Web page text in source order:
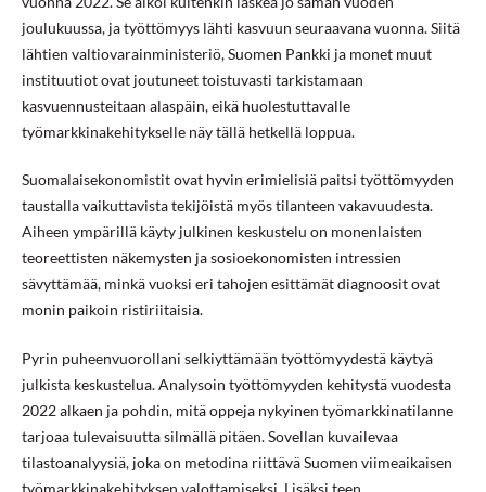
joulukuussa, ja työttömyys lähti kasvuun seuraavana vuonna. Siitä
lähtien valtiovarainministeriö, Suomen Pankki ja monet muut
instituutiot ovat joutuneet toistuvasti tarkistamaan
kasvuennusteitaan alaspäin, eikä huolestuttavalle
työmarkkinakehitykselle näy tällä hetkellä loppua.
Suomalaisekonomistit ovat hyvin erimielisiä paitsi työttömyyden
taustalla vaikuttavista tekijöistä myös tilanteen vakavuudesta.
Aiheen ympärillä käyty julkinen keskustelu on monenlaisten
teoreettisten näkemysten ja sosioekonomisten intressien
sävyttämää, minkä vuoksi eri tahojen esittämät diagnoosit ovat
monin paikoin ristiriitaisia.
Pyrin puheenvuorollani selkiyttämään työttömyydestä käytyä
julkista keskustelua. Analysoin työttömyyden kehitystä vuodesta
2022 alkaen ja pohdin, mitä oppeja nykyinen työmarkkinatilanne
tarjoaa tulevaisuutta silmällä pitäen. Sovellan kuvailevaa
tilastoanalyysiä, joka on metodina riittävä Suomen viimeaikaisen
työmarkkinakehityksen valottamiseksi. Lisäksi teen